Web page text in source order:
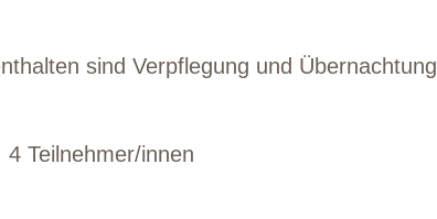
sind Verpflegung und Übernachtung
Teilnehmer/innen